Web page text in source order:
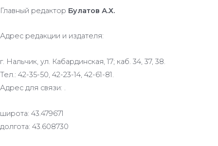
Главный редактор Булатов А.Х.
Адрес редакции и издателя:
г. Нальчик, ул. Кабардинская, 17; каб. 34, 37, 38.
Тел.: 42-35-50, 42-23-14, 42-61-81.
Адрес для связи: .
широта: 43.479671
долгота: 43.608730